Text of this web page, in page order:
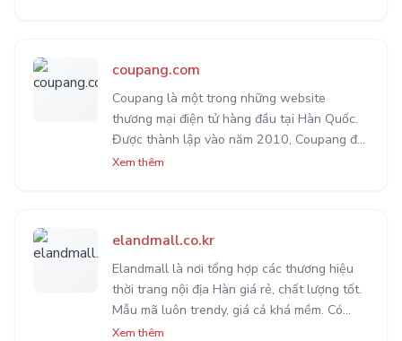
coupang.com
Coupang là một trong những website
thương mại điện tử hàng đầu tại Hàn Quốc.
Được thành lập vào năm 2010, Coupang đã
nhanh chóng trở thành một trong những
Coupang nổi tiếng với dịch vụ giao hàng
nhanh chóng, thậm chí là trong ngày, giúp
khách hàng tiết kiệm thời gian và công sức.
Hơn nữa, với hệ thống quản lý hàng hóa hiện
đại, Coupang đảm bảo rằng khách hàng sẽ
Xem thêm
elandmall.co.kr
Elandmall là nơi tổng hợp các thương hiệu
thời trang nội địa Hàn giá rẻ, chất lượng tốt.
Mẫu mã luôn trendy, giá cả khá mềm. Có
nhiều đợt khuyến mãi hằng năm và đang hợp
Xem thêm